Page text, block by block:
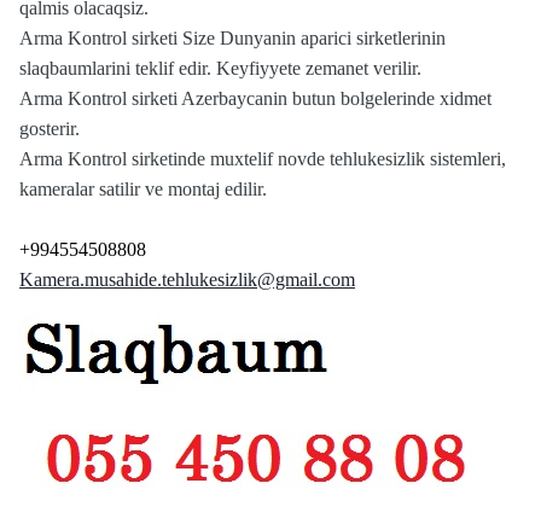
qalmis olacaqsiz.
Arma Kontrol sirketi Size Dunyanin aparici sirketlerinin
slaqbaumlarini teklif edir. Keyfiyyete zemanet verilir.
Arma Kontrol sirketi Azerbaycanin butun bolgelerinde xidmet
gosterir.
Arma Kontrol sirketinde muxtelif novde tehlukesizlik sistemleri,
kameralar satilir ve montaj edilir.
+994554508808
Kamera.musahide.tehlukesizlik@gmail.com